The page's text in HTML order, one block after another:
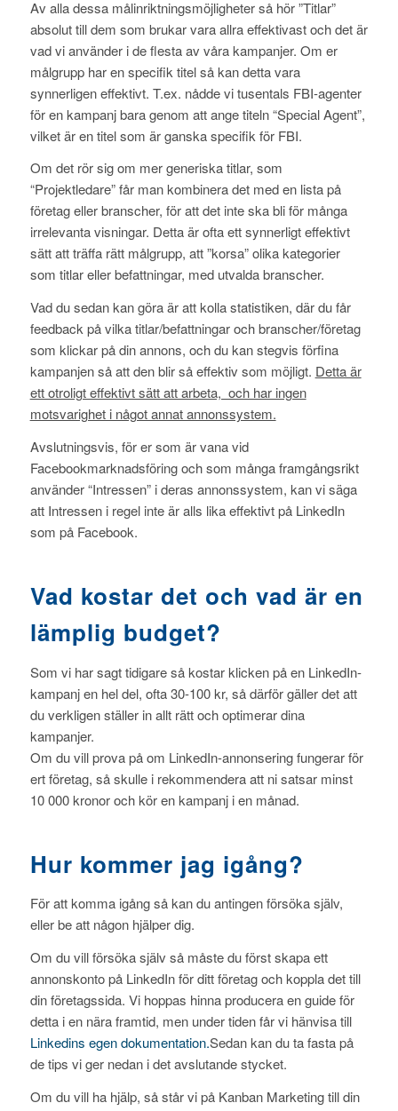
Av alla dessa målinriktningsmöjligheter så hör ”Titlar”
absolut till dem som brukar vara allra effektivast och det är
vad vi använder i de flesta av våra kampanjer. Om er
målgrupp har en specifik titel så kan detta vara
synnerligen effektivt. T.ex. nådde vi tusentals FBI-agenter
för en kampanj bara genom att ange titeln “Special Agent”,
vilket är en titel som är ganska specifik för FBI.
Om det rör sig om mer generiska titlar, som
“Projektledare” får man kombinera det med en lista på
företag eller branscher, för att det inte ska bli för många
irrelevanta visningar. Detta är ofta ett synnerligt effektivt
sätt att träffa rätt målgrupp, att ”korsa” olika kategorier
som titlar eller befattningar, med utvalda branscher.
Vad du sedan kan göra är att kolla statistiken, där du får
feedback på vilka titlar/befattningar och branscher/företag
som klickar på din annons, och du kan stegvis förfina
kampanjen så att den blir så effektiv som möjligt. Detta är
ett otroligt effektivt sätt att arbeta, och har ingen
motsvarighet i något annat annonssystem.
Avslutningsvis, för er som är vana vid
Facebookmarknadsföring och som många framgångsrikt
använder “Intressen” i deras annonssystem, kan vi säga
att Intressen i regel inte är alls lika effektivt på LinkedIn
som på Facebook.
Vad kostar det och vad är en
lämplig budget?
Som vi har sagt tidigare så kostar klicken på en LinkedIn-
kampanj en hel del, ofta 30-100 kr, så därför gäller det att
du verkligen ställer in allt rätt och optimerar dina
kampanjer.
Om du vill prova på om LinkedIn-annonsering fungerar för
ert företag, så skulle i rekommendera att ni satsar minst
10 000 kronor och kör en kampanj i en månad.
Hur kommer jag igång?
För att komma igång så kan du antingen försöka själv,
eller be att någon hjälper dig.
Om du vill försöka själv så måste du först skapa ett
annonskonto på LinkedIn för ditt företag och koppla det till
din företagssida. Vi hoppas hinna producera en guide för
detta i en nära framtid, men under tiden får vi hänvisa till
Linkedins egen dokumentation.Sedan kan du ta fasta på
de tips vi ger nedan i det avslutande stycket.
Om du vill ha hjälp, så står vi på Kanban Marketing till din